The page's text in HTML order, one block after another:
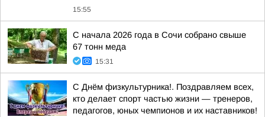
15:55
С начала 2026 года в Сочи собрано свыше
67 тонн меда
15:31
С Днём физкультурника!. Поздравляем всех,
кто делает спорт частью жизни — тренеров,
педагогов, юных чемпионов и их наставников!